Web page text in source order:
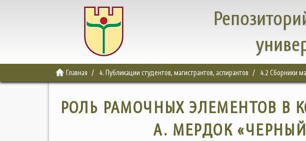
Главная 4. Публикации студентов, магистрантов, аспирантов 4.2 Сборники
РОЛЬ РАМОЧНЫХ ЭЛЕМЕНТОВ В
А. МЕРДОК